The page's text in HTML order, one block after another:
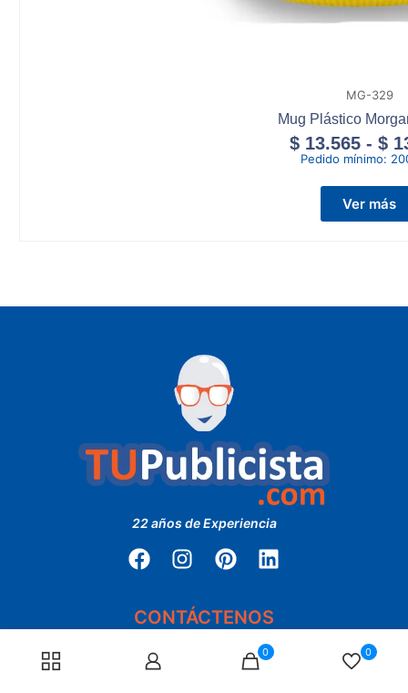
MG-329
Mug Plástico
$ 13.565 - $
Pedido mínimo:
Ver más
0 0
22 años de Experiencia
CONTÁCTENOS
(+57) 3007084228